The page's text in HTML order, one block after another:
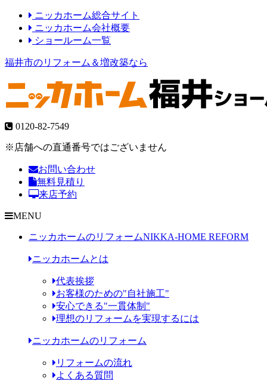
ニッカホーム総合サイト
ニッカホーム会社概要
ショールーム一覧
福井市のリフォーム＆増改築なら
0120-82-7549
※店舗への直通番号ではございません
お問い合わせ
無料見積り
来店予約
MENU
ニッカホームのリフォームNIKKA-HOME REFORM
ニッカホームとは
代表挨拶
お客様のための"自社施工"
安心できる"一貫体制"
理想のリフォームを実現するには
ニッカホームのリフォーム
リフォームの流れ
よくある質問